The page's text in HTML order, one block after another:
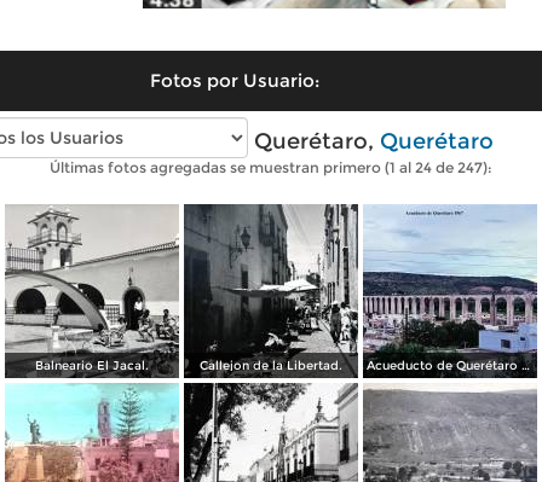
Fotos por Usuario:
Fotos antiguas de Querétaro, Querétaro
Últimas fotos agregadas se muestran primero (1 al 24 de 247):
Balneario El Jacal. Callejon de la Libertad. Acueducto de Querétaro 1967